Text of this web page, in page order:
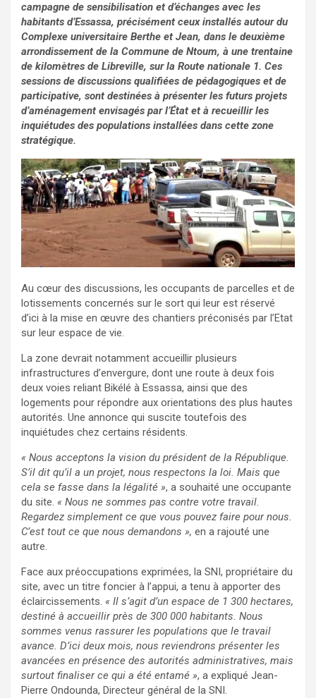
campagne de sensibilisation et d’échanges avec les
habitants d’Essassa, précisément ceux installés autour du
Complexe universitaire Berthe et Jean, dans le deuxième
arrondissement de la Commune de Ntoum, à une trentaine
de kilomètres de Libreville, sur la Route nationale 1. Ces
sessions de discussions qualifiées de pédagogiques et de
participative, sont destinées à présenter les futurs projets
d’aménagement envisagés par l’État et à recueillir les
inquiétudes des populations installées dans cette zone
stratégique.
Au cœur des discussions, les occupants de parcelles et de
lotissements concernés sur le sort qui leur est réservé
d’ici à la mise en œuvre des chantiers préconisés par l’Etat
sur leur espace de vie.
La zone devrait notamment accueillir plusieurs
infrastructures d’envergure, dont une route à deux fois
deux voies reliant Bikélé à Essassa, ainsi que des
logements pour répondre aux orientations des plus hautes
autorités. Une annonce qui suscite toutefois des
inquiétudes chez certains résidents.
« Nous acceptons la vision du président de la République.
S’il dit qu’il a un projet, nous respectons la loi. Mais que
cela se fasse dans la légalité », a souhaité une occupante
du site. « Nous ne sommes pas contre votre travail.
Regardez simplement ce que vous pouvez faire pour nous.
C’est tout ce que nous demandons », en a rajouté une
autre.
Face aux préoccupations exprimées, la SNI, propriétaire du
site, avec un titre foncier à l’appui, a tenu à apporter des
éclaircissements. « Il s’agit d’un espace de 1 300 hectares,
destiné à accueillir près de 300 000 habitants. Nous
sommes venus rassurer les populations que le travail
avance. D’ici deux mois, nous reviendrons présenter les
avancées en présence des autorités administratives, mais
surtout finaliser ce qui a été entamé », a expliqué Jean-
Pierre Ondounda, Directeur général de la SNI.